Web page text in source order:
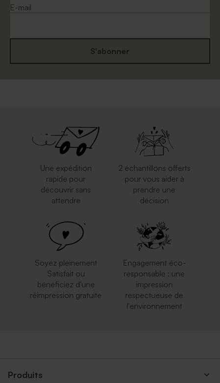
Enveloppe naissance rouille
Enveloppe blanche
E-mail
S'abonner
Une expédition
rapide pour
découvrir sans
attendre
2 échantillons offerts
pour vous aider à
prendre une
décision
Soyez pleinement
Satisfait ou
bénéficiez d'une
réimpression gratuite
Engagement éco-
responsable : une
impression
respectueuse de
l'environnement
Produits